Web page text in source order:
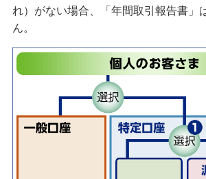
投資信託のご注意事項
投資信託に係るリスクについてのご
れ）がない場合、「年間取引報告書」
ん。